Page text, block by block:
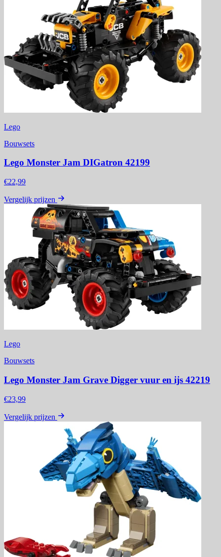
Lego
Bouwsets
Lego Monster Jam DIGatron 42199
€22,99
Vergelijk prijzen
Lego
Bouwsets
Lego Monster Jam Grave Digger vuur en ijs 42219
€23,99
Vergelijk prijzen